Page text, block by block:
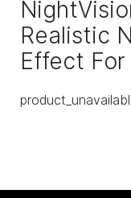
Realistic
Effect